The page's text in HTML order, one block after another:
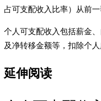
占可支配收入比率）从前一
个人可支配收入包括薪金
及净转移金额等，扣除个人
延伸阅读